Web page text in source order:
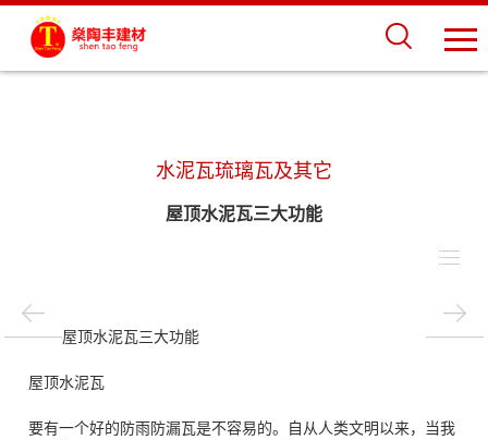
水泥瓦琉璃瓦及其它
屋顶水泥瓦三大功能
屋顶水泥瓦三大功能
屋顶水泥瓦
要有一个好的防雨防漏瓦是不容易的。自从人类文明以来，当我